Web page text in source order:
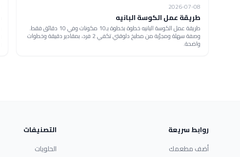
2026-07-08
طريقة عمل الكوسة البانيه
طريقة عمل الكوسة البانيه خطوة بخطوة بـ10 مكونات وفي 10 دقائق فقط.
وصفة سهلة ومجرّبة من مطبخ دلوقتي تكفي 2 فرد، بمقادير دقيقة وخطوات
واضحة.
روابط سريعة
أضف مطعمك
التصنيفات
الحلويات